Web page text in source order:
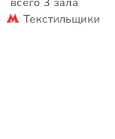
Текстильщики